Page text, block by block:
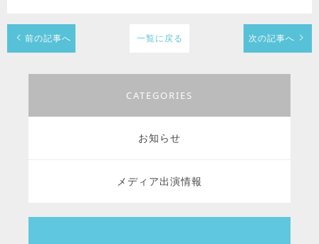
一覧に戻る
前の記事へ 次の記事へ
CATEGORIES
お知らせ
メディア出演情報